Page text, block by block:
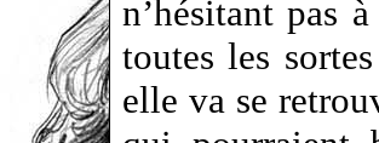
n’hésitant pas
toutes les
elle va se